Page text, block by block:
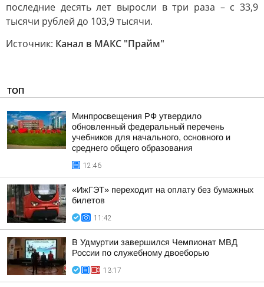
последние десять лет выросли в три раза – с 33,9
тысячи рублей до 103,9 тысячи.
Источник: Канал в МАКС "Прайм"
ТОП
Минпросвещения РФ утвердило
обновленный федеральный перечень
учебников для начального, основного и
среднего общего образования
12:46
«ИжГЭТ» переходит на оплату без бумажных
билетов
11:42
В Удмуртии завершился Чемпионат МВД
России по служебному двоеборью
13:17